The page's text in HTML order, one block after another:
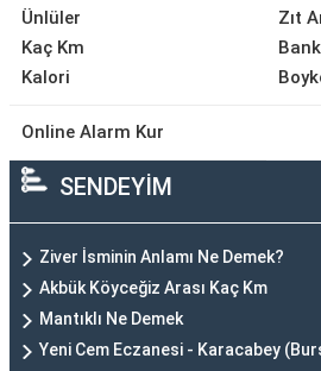
Ünlüler
Kaç Km
Kalori
Zıt
Online Alarm Kur
SENDEYİM
Ziver İsminin Anlamı Ne Demek?
Akbük Köyceğiz Arası Kaç Km
Mantıklı Ne Demek
Yeni Cem Eczanesi - Karacabey